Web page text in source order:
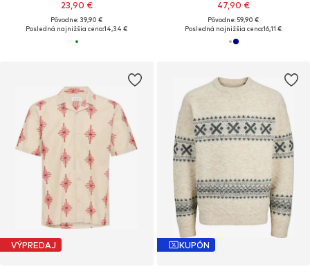
23,90 €
Pôvodne: 39,90 €
Posledná najnižšia cena:14,34 €
47,90 €
Pôvodne: 59,90 €
Posledná najnižšia cena:16,11 €
VÝPREDAJ KUPÓN